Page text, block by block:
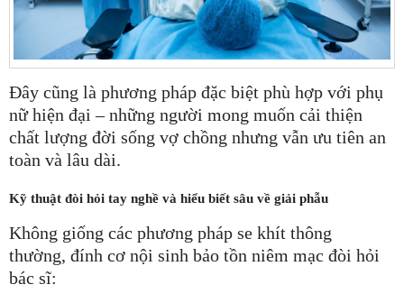
Đây cũng là phương pháp đặc biệt phù hợp với phụ
nữ hiện đại – những người mong muốn cải thiện
chất lượng đời sống vợ chồng nhưng vẫn ưu tiên an
toàn và lâu dài.
Kỹ thuật đòi hỏi tay nghề và hiểu biết sâu về giải phẫu
Không giống các phương pháp se khít thông
thường, đính cơ nội sinh bảo tồn niêm mạc đòi hỏi
bác sĩ: